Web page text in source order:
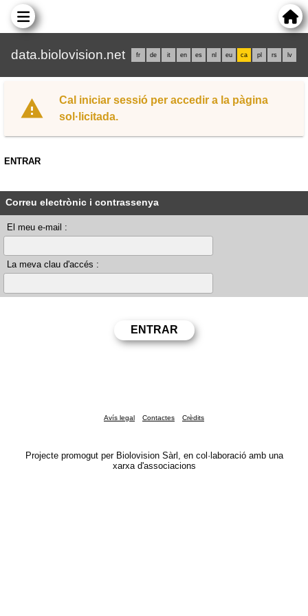
data.biolovision.net fr de it en es nl eu ca pl rs lv
Cal iniciar sessió per accedir a la pàgina
sol·licitada.
ENTRAR
Correu electrònic i contrassenya
El meu e-mail :
La meva clau d'accés :
Avís legal Contactes Crèdits
Projecte promogut per Biolovision Sàrl, en col·laboració amb una
xarxa d'associacions